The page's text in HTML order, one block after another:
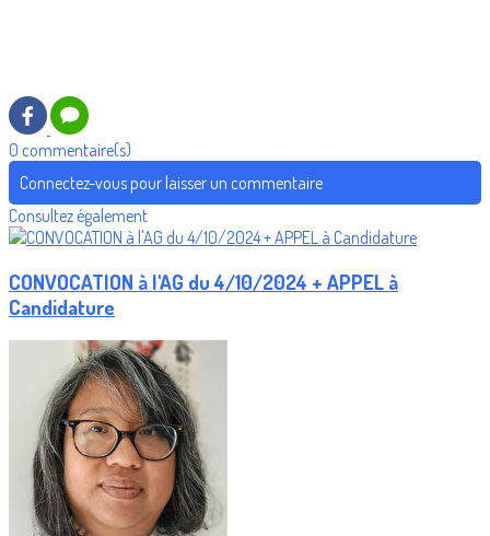
0 commentaire(s)
Connectez-vous pour laisser un commentaire
Consultez également
CONVOCATION à l'AG du 4/10/2024 + APPEL à
Candidature